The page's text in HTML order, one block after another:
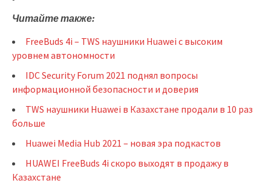
Читайте также:
FreeBuds 4i – TWS наушники Huawei с высоким
уровнем автономности
IDC Security Forum 2021 поднял вопросы
информационной безопасности и доверия
TWS наушники Huawei в Казахстане продали в 10 раз
больше
Huawei Media Hub 2021 – новая эра подкастов
HUAWEI FreeBuds 4i скоро выходят в продажу в
Казахстане